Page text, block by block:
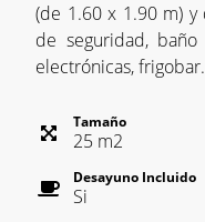
(de 1.60 x 1.90 m) y
de seguridad,
electrónicas, frigobar.
Tamaño
25 m2
Desayuno Incluido
Si